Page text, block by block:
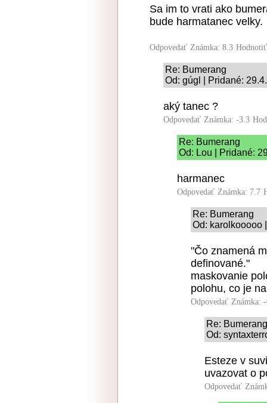
Sa im to vrati ako
bude harmatanec velky.
Odpovedať Známka: 8.3
Re: Bumerang
Od: gúgl | Pridané:
aký tanec ?
Odpovedať Známka: -3.3
Re: Bumerang
Od: Lou | Pridané:
harmanec
Odpovedať Známka: 7.7
Re: Bumerang
Od: karolkooooo
"Čo znamená
definované."
maskovanie
polohu, co je
Odpovedať Známka:
Re: Bumerang
Od:
Esteze v
uvazovat o
Odpovedať